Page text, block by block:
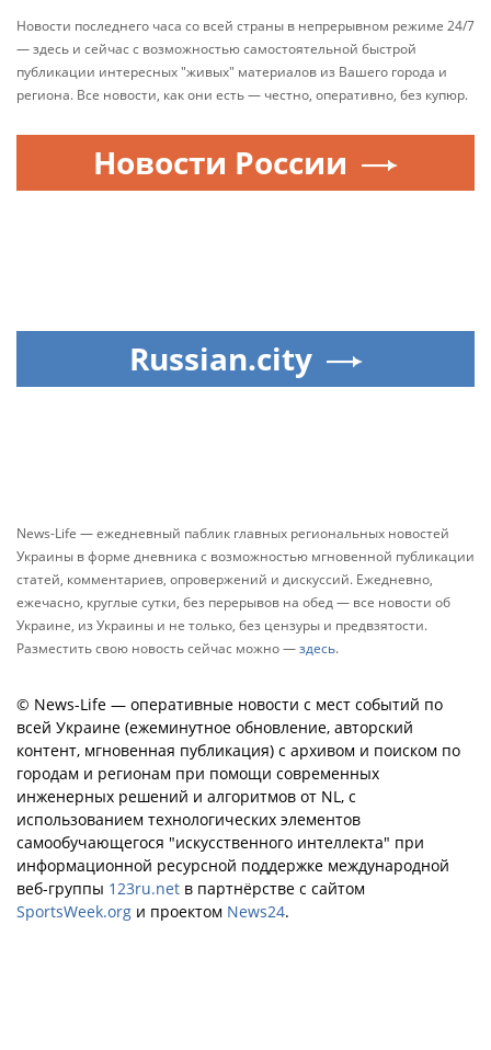
Новости последнего часа со всей страны в непрерывном режиме 24/7
— здесь и сейчас с возможностью самостоятельной быстрой
публикации интересных "живых" материалов из Вашего города и
региона. Все новости, как они есть — честно, оперативно, без купюр.
Новости России
Russian.city
News-Life — ежедневный паблик главных региональных новостей
Украины в форме дневника с возможностью мгновенной публикации
статей, комментариев, опровержений и дискуссий. Ежедневно,
ежечасно, круглые сутки, без перерывов на обед — все новости об
Украине, из Украины и не только, без цензуры и предвзятости.
Разместить свою новость сейчас можно —здесь.
© News-Life — оперативные новости с мест событий по
всей Украине (ежеминутное обновление, авторский
контент, мгновенная публикация) с архивом и поиском по
городам и регионам при помощи современных
инженерных решений и алгоритмов от NL, с
использованием технологических элементов
самообучающегося "искусственного интеллекта" при
информационной ресурсной поддержке международной
веб-группы 123ru.net в партнёрстве с сайтом
SportsWeek.org и проектом News24.